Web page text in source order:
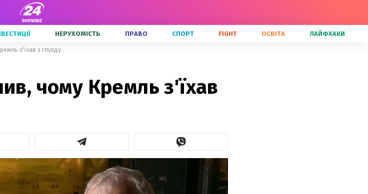
НЕРУХОМІСТЬ ПРАВО СПОРТ FIGHT ОСВІТА ЛАЙФХАКИ
з'їхав з глузду
чому Кремль з'їхав